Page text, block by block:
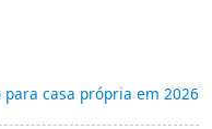
para casa própria em 2026